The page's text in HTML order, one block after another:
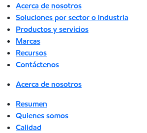
Acerca de nosotros
Soluciones por sector o industria
Productos y servicios
Marcas
Recursos
Contáctenos
Acerca de nosotros
Resumen
Quienes somos
Calidad